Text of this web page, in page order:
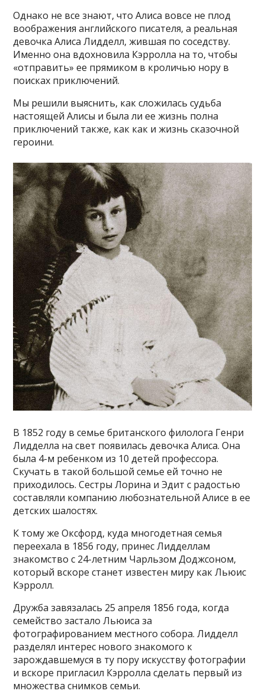
Однако не все знают, что Алиса вовсе не плод
воображения английского писателя, а реальная
девочка Алиса Лидделл, жившая по соседству.
Именно она вдохновила Кэрролла на то, чтобы
«отправить» ее прямиком в кроличью нору в
поисках приключений.
Мы решили выяснить, как сложилась судьба
настоящей Алисы и была ли ее жизнь полна
приключений также, как как и жизнь сказочной
героини.
В 1852 году в семье британского филолога Генри
Лидделла на свет появилась девочка Алиса. Она
была 4-м ребенком из 10 детей профессора.
Скучать в такой большой семье ей точно не
приходилось. Сестры Лорина и Эдит с радостью
составляли компанию любознательной Алисе в ее
детских шалостях.
К тому же Оксфорд, куда многодетная семья
переехала в 1856 году, принес Лидделлам
знакомство с 24-летним Чарльзом Доджсоном,
который вскоре станет известен миру как Льюис
Кэрролл.
Дружба завязалась 25 апреля 1856 года, когда
семейство застало Льюиса за
фотографированием местного собора. Лидделл
разделял интерес нового знакомого к
зарождавшемуся в ту пору искусству фотографии
и вскоре пригласил Кэрролла сделать первый из
множества снимков семьи.